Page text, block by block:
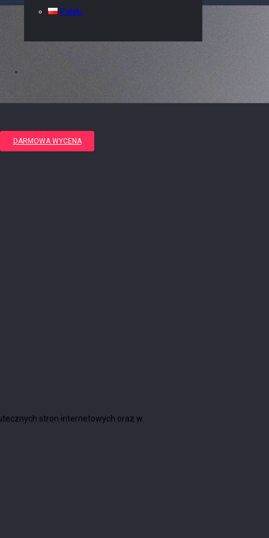
Polski
DARMOWA WYCENA
stron internetowych oraz w